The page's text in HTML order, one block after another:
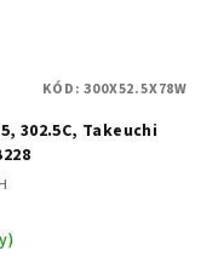
302.5C, Takeuchi
KÓD:300X52.5X78W